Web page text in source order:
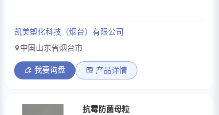
凯美塑化科技（烟台）有限公司
中国山东省烟台市
我要询盘 产品详情
抗霉防菌母粒